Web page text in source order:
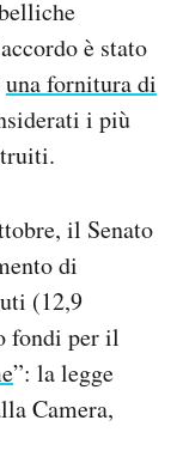
è stato
una fornitura di
i più
il Senato
di
(12,9
fondi per il
”: la legge
Camera,